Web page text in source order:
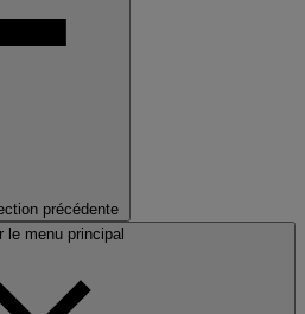
précédente
le menu principal